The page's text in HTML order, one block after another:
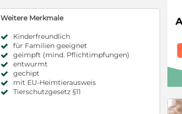
Weitere Merkmale
Kinderfreundlich
für Familien geeignet
geimpft (mind. Pflichtimpfungen)
entwurmt
gechipt
mit EU-Heimtierausweis
Tierschutzgesetz §11